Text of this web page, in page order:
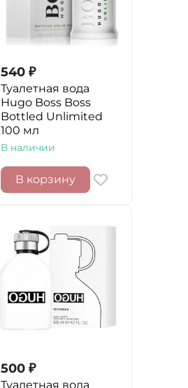
540 ₽
Туалетная вода
Hugo Boss Boss
Bottled Unlimited
100 мл
В наличии
В корзину
500 ₽
Туалетная вода